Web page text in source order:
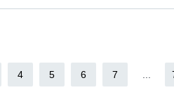
4 5 6 7